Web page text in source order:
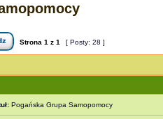
Strona 1 z 1 [ Posty: 28 ]
Pogańska Grupa Samopomocy